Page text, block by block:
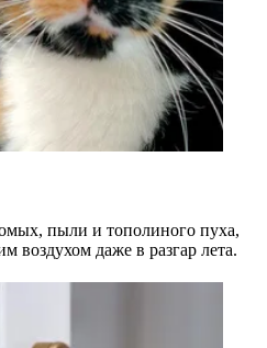
пыли и тополиного пуха,
воздухом даже в разгар лета.